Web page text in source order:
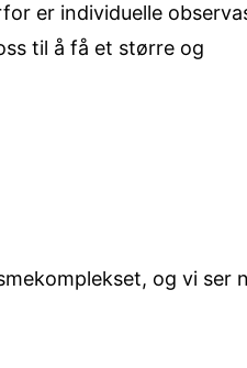
er individuelle
til å få et større og
og vi ser